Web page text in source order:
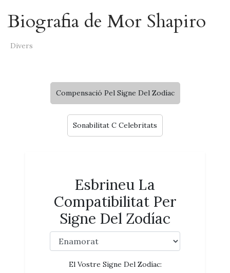
Biografia de Mor Shapiro
Divers
Compensació Pel Signe Del Zodíac
Sonabilitat C Celebritats
Esbrineu La
Compatibilitat Per
Signe Del Zodíac
El Vostre Signe Del Zodíac: